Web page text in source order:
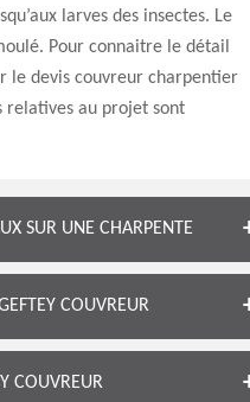
larves des insectes. Le
Pour connaitre le détail
le devis couvreur charpentier
relatives au projet sont
SUR UNE CHARPENTE
COUVREUR
COUVREUR